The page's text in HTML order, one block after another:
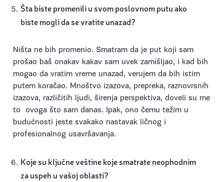
Šta biste promenili u svom poslovnom putu ako
biste mogli da se vratite unazad?
Ništa ne bih promenio. Smatram da je put koji sam
prošao baš onakav kakav sam uvek zamišljao, i kad bih
mogao da vratim vreme unazad, verujem da bih istim
putem koračao. Mnoštvo izazova, prepreka, raznovrsnih
izazova, različitih ljudi, širenja perspektiva, doveli su me
to ovoga što sam danas. Ipak, ono čemu težim u
budućnosti jeste svakako nastavak ličnog i
profesionalnog usavršavanja.
Koje su ključne veštine koje smatrate neophodnim
za uspeh u vašoj oblasti?